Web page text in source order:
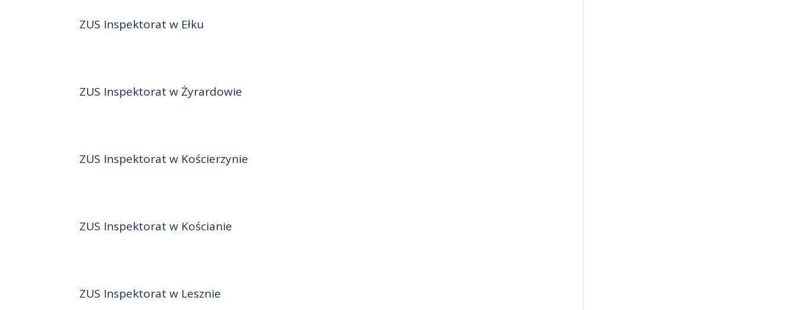
ZUS Inspektorat w Ełku
ZUS Inspektorat w Żyrardowie
ZUS Inspektorat w Kościerzynie
ZUS Inspektorat w Kościanie
ZUS Inspektorat w Lesznie